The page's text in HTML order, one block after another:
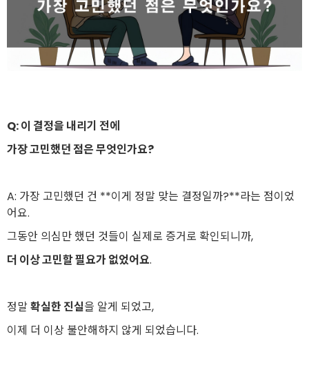
Q: 이 결정을 내리기 전에
가장 고민했던 점은 무엇인가요?
A: 가장 고민했던 건 **이게 정말 맞는 결정일까?**라는 점이었
어요.
그동안 의심만 했던 것들이 실제로 증거로 확인되니까,
더 이상 고민할 필요가 없었어요.
정말확실한 진실을 알게 되었고,
이제 더 이상 불안해하지 않게 되었습니다.